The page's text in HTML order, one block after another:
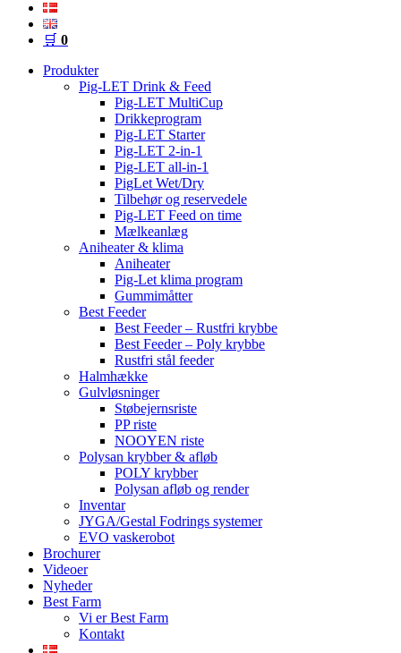
🛒 0
Produkter
Pig-LET Drink & Feed
Pig-LET MultiCup
Drikkeprogram
Pig-LET Starter
Pig-LET 2-in-1
Pig-LET all-in-1
PigLet Wet/Dry
Tilbehør og reservedele
Pig-LET Feed on time
Mælkeanlæg
Aniheater & klima
Aniheater
Pig-Let klima program
Gummimåtter
Best Feeder
Best Feeder – Rustfri krybbe
Best Feeder – Poly krybbe
Rustfri stål feeder
Halmhække
Gulvløsninger
Støbejernsriste
PP riste
NOOYEN riste
Polysan krybber & afløb
POLY krybber
Polysan afløb og render
Inventar
JYGA/Gestal Fodrings systemer
EVO vaskerobot
Brochurer
Videoer
Nyheder
Best Farm
Vi er Best Farm
Kontakt